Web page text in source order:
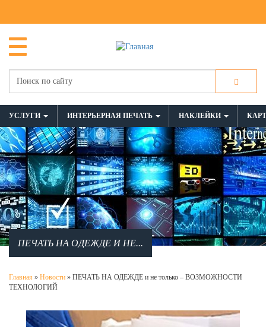
УСЛУГИ ИНТЕРЬЕРНАЯ ПЕЧАТЬ НАКЛЕЙКИ
ПЕЧАТЬ НА ОДЕЖДЕ И НЕ...
Главная » Новости » ПЕЧАТЬ НА ОДЕЖДЕ и не только – ВОЗМОЖНОСТИ
ТЕХНОЛОГИЙ